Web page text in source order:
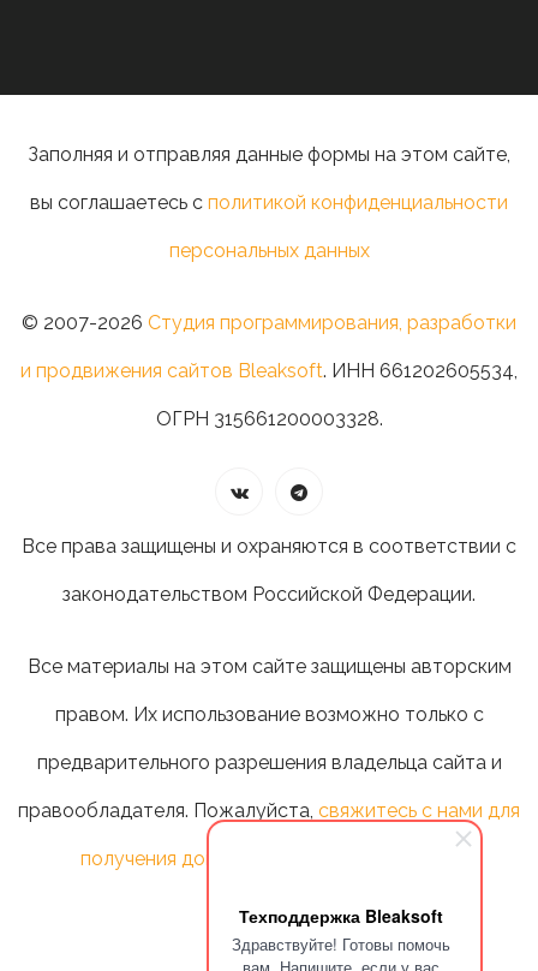
Техподдержка Bleaksoft
Здравствуйте! Готовы помочь
Заполняя и отправляя данные формы на этом сайте,
вы соглашаетесь с политикой конфиденциальности
персональных данных
© 2007-2026 Студия программирования, разработки
и продвижения сайтов Bleaksoft. ИНН 661202605534,
ОГРН 315661200003328.
Все права защищены и охраняются в соответствии с
законодательством Российской Федерации.
Все материалы на этом сайте защищены авторским
правом. Их использование возможно только с
предварительного разрешения владельца сайта и
правообладателя. Пожалуйста, свяжитесь с нами для
получения дополнительной информации